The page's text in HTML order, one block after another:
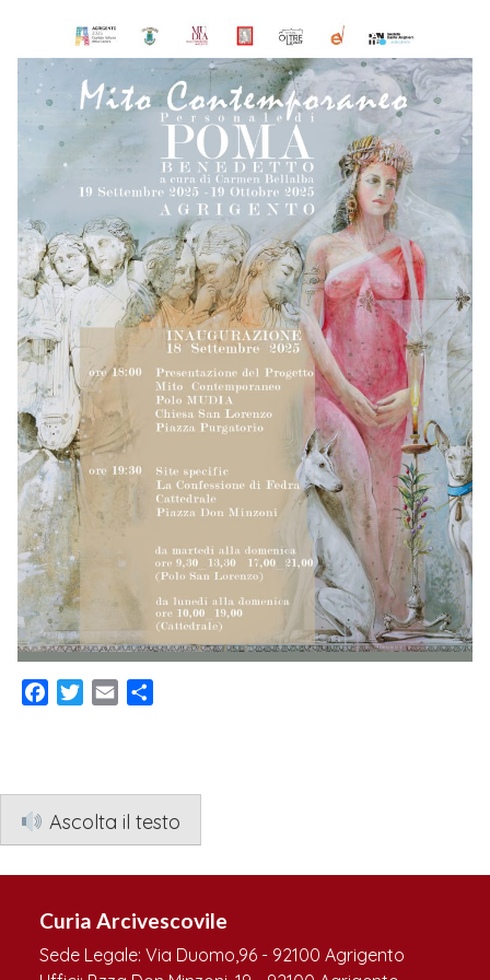
Facebook
TwitterEmail
Ascolta il testo
Curia Arcivescovile
Sede Legale: Via Duomo,96 - 92100 Agrigento